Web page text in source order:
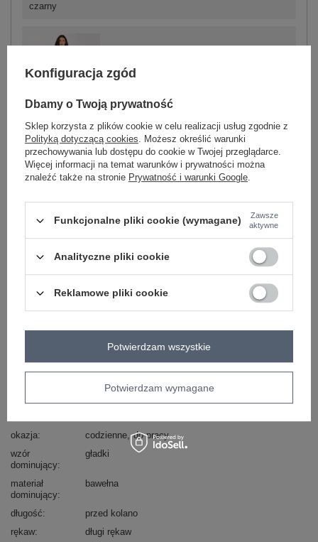
czarny
ciemny beżowy
L/XL 5906694071379
Zobacz wszystkie kolory (+1)
ZALOGUJ SIĘ I ZOBACZ CENĘ
Masz pytanie? Chętnie pomożemy.
sposób prania : pranie w pralce w 30°C
Kod produktu
RV-SK-A1048.83
okazja
codzienne do pracy
wzór
dominujący
gładki
materiał
dominujący
bawełna
długość
przed kolano
rękaw
długi rękaw
Konfiguracja zgód
Dbamy o Twoją prywatność
Sklep korzysta z plików cookie w celu realizacji usług zgodnie z
Polityką dotyczącą cookies. Możesz określić warunki
przechowywania lub dostępu do cookie w Twojej przeglądarce.
Więcej informacji na temat warunków i prywatności można
znaleźć także na stronie Prywatność i warunki Google.
Funkcjonalne pliki cookie (wymagane)
Zawsze
aktywne
Analityczne pliki cookie
Reklamowe pliki cookie
Potwierdzam wymagane
Potwierdzam wszystkie